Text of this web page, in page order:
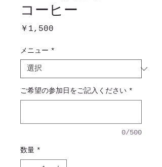
コーヒー
￥1,500
メニュー *
ご希望の参加日をご記入ください *
0/500
数量 *